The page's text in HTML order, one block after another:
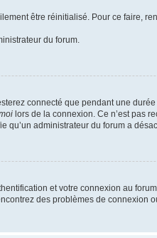
être réinitialisé. Pour ce faire,
du forum.
connecté que pendant une
lors de la connexion. Ce n’est pas
qu’un administrateur du forum a
et votre connexion au
des problèmes de